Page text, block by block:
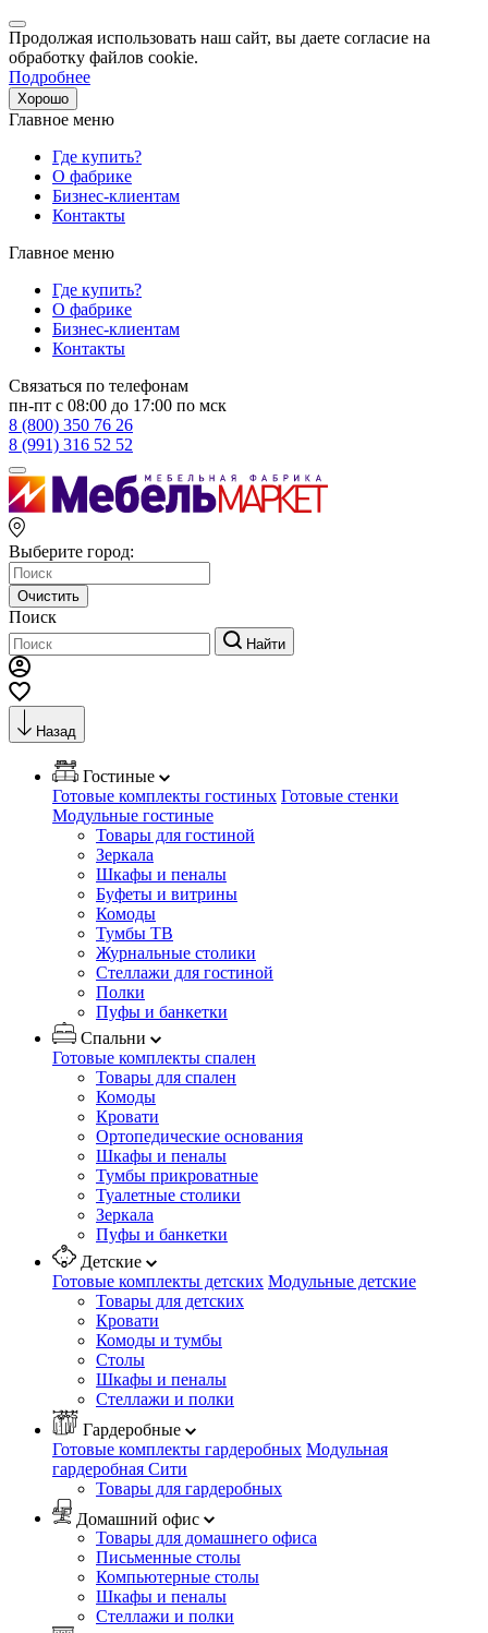
Продолжая использовать наш сайт, вы даете согласие на
обработку файлов cookie.
Подробнее
Хорошо
Главное меню
Где купить?
О фабрике
Бизнес-клиентам
Контакты
Главное меню
Где купить?
О фабрике
Бизнес-клиентам
Контакты
Связаться по телефонам
пн-пт с 08:00 до 17:00 по мск
8 (800) 350 76 26
8 (991) 316 52 52
Выберите город:
Очистить
Поиск
Найти
Назад
Гостиные
Готовые комплекты гостиных Готовые стенки
Модульные гостиные
Товары для гостиной
Зеркала
Шкафы и пеналы
Буфеты и витрины
Комоды
Тумбы ТВ
Журнальные столики
Стеллажи для гостиной
Полки
Пуфы и банкетки
Спальни
Готовые комплекты спален
Товары для спален
Комоды
Кровати
Ортопедические основания
Шкафы и пеналы
Тумбы прикроватные
Туалетные столики
Зеркала
Пуфы и банкетки
Детские
Готовые комплекты детских Модульные детские
Товары для детских
Кровати
Комоды и тумбы
Столы
Шкафы и пеналы
Стеллажи и полки
Гардеробные
Готовые комплекты гардеробных Модульная
гардеробная Сити
Товары для гардеробных
Домашний офис
Товары для домашнего офиса
Письменные столы
Компьютерные столы
Шкафы и пеналы
Стеллажи и полки